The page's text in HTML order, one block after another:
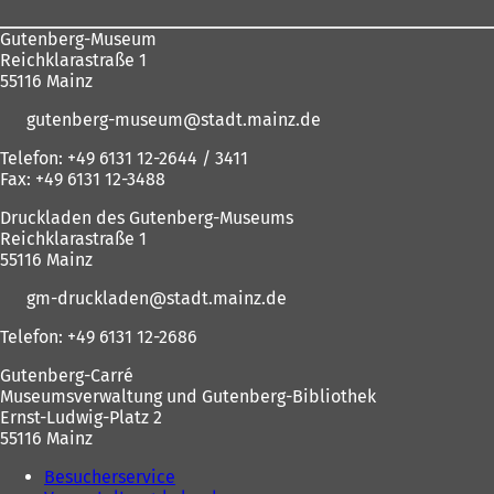
Gutenberg-Museum
Reichklarastraße 1
55116 Mainz
gutenberg-museum
stadt.mainz de
Telefon: +49 6131 12-2644 / 3411
Fax: +49 6131 12-3488
Druckladen des Gutenberg-Museums
Reichklarastraße 1
55116 Mainz
gm-druckladen
stadt.mainz de
Telefon: +49 6131 12-2686
Gutenberg-Carré
Museumsverwaltung und Gutenberg-Bibliothek
Ernst-Ludwig-Platz 2
55116 Mainz
Besucherservice